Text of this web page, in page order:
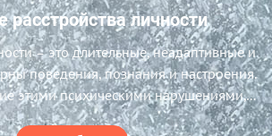
расстройства личности
– это длительные, неадаптивные и
поведения, познания и настроения.
этими психическими нарушениями,
реальность искаженно, испытывая